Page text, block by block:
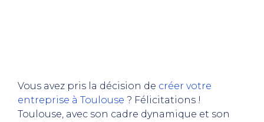
Vous avez pris la décision de créer votre
entreprise à Toulouse ? Félicitations !
Toulouse, avec son cadre dynamique et son